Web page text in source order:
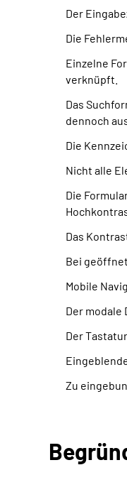
Der
Die
Einzelne
verknüpft.
Das
dennoch
Die
Nicht alle
Die
Das
Bei
Mobile
Der modale
Der
Zu